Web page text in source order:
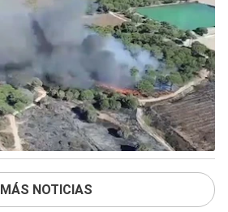
MÁS NOTICIAS